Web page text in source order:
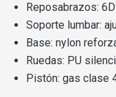
Reposabrazos:
Soporte lumbar:
Base: nylon
Ruedas: PU
Pistón: gas clase